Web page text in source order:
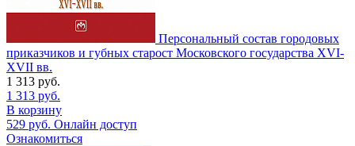
Персональный состав городовых
приказчиков и губных старост Московского государства XVI-
XVII вв.
1 313 руб.
1 313 руб.
В корзину
529 руб. Онлайн доступ
Ознакомиться